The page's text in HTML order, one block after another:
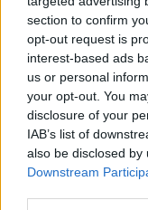
section to confirm
opt-out request is
interest-based ads
us or personal
your opt-out. You
disclosure of your
IAB’s list of
also be disclosed
Downstream
κανονικό
Citroen ξόδεψε
προκειμένου να
ευρύχωρη και
οποιουδήποτε
φαίνεται
ένα απλό